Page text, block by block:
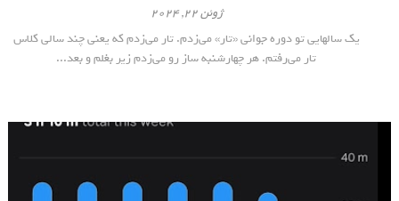
ژوئن 22, 2024
یک سالهایی تو دوره جوانی «تار» می‌زدم. تار می‌زدم که یعنی چند سالی کلاس
تار می‌رفتم. هر چهارشنبه ساز رو می‌زدم زیر بغلم و بعد...